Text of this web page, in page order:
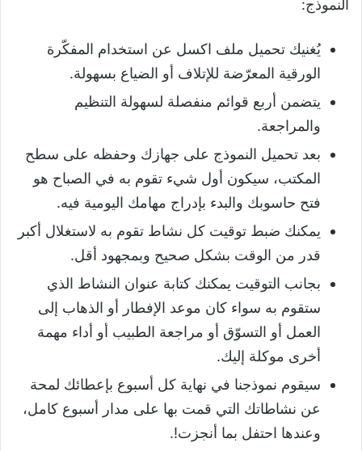
النموذج:
يُغنيك تحميل ملف اكسل عن استخدام المفكّرة
الورقية المعرّضة للإتلاف أو الضياع بسهولة.
يتضمن أربع قوائم منفصلة لسهولة التنظيم
والمراجعة.
بعد تحميل النموذج على جهازك وحفظه على سطح
المكتب، سيكون أول شيء تقوم به في الصباح هو
فتح حاسوبك والبدء بإدراج مهامك اليومية فيه.
يمكنك ضبط توقيت كل نشاط تقوم به لاستغلال أكبر
قدر من الوقت بشكل صحيح وبمجهود أقل.
بجانب التوقيت يمكنك كتابة عنوان النشاط الذي
ستقوم به سواء كان موعد الإفطار أو الذهاب إلى
العمل أو التسوّق أو مراجعة الطبيب أو أداء مهمة
أخرى موكلة إليك.
سيقوم نموذجنا في نهاية كل أسبوع بإعطائك لمحة
عن نشاطاتك التي قمت بها على مدار أسبوع كامل،
وعندها احتفل بما أنجزت!.